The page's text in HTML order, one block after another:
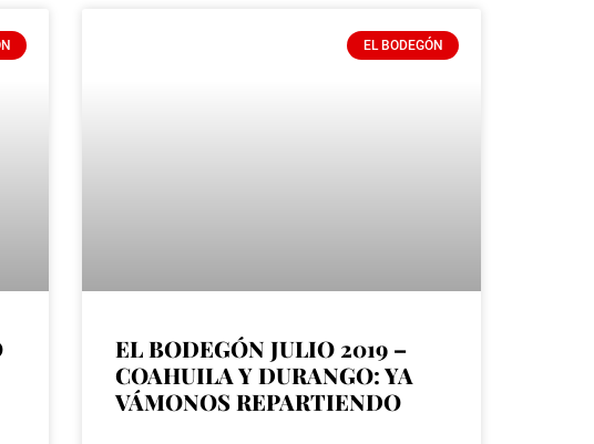
EL BODEGÓN
EL BODEGÓN JULIO 2019 –
COAHUILA Y DURANGO: YA
VÁMONOS REPARTIENDO